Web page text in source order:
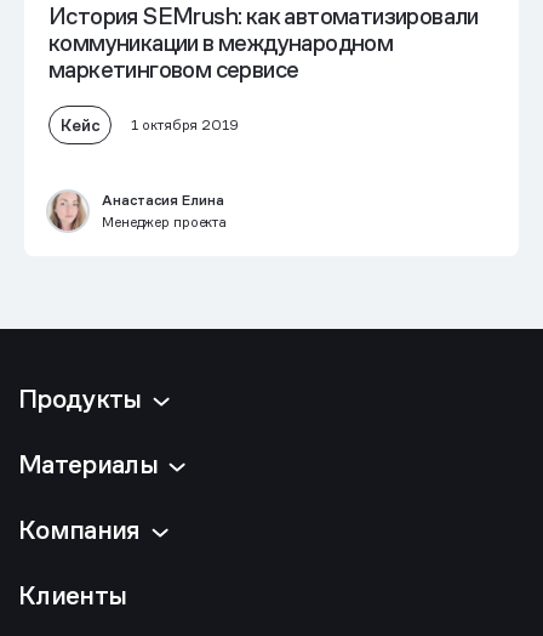
История SEMrush: как автоматизировали
коммуникации в международном
маркетинговом сервисе
Кейс 1 октября 2019
Анастасия Елина
Менеджер проекта
Продукты
Материалы
Компания
Клиенты